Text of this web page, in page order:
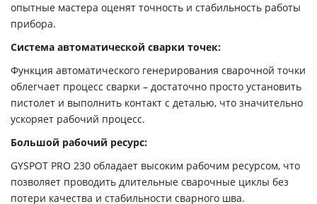
опытные мастера оценят точность и стабильность работы
прибора.
Система автоматической сварки точек:
Функция автоматического генерирования сварочной точки
облегчает процесс сварки – достаточно просто установить
пистолет и выполнить контакт с деталью, что значительно
ускоряет рабочий процесс.
Большой рабочий ресурс:
GYSPOT PRO 230 обладает высоким рабочим ресурсом, что
позволяет проводить длительные сварочные циклы без
потери качества и стабильности сварного шва.